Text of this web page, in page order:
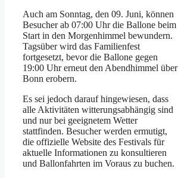
Auch am Sonntag, den 09. Juni, können
Besucher ab 07:00 Uhr die Ballone beim
Start in den Morgenhimmel bewundern.
Tagsüber wird das Familienfest
fortgesetzt, bevor die Ballone gegen
19:00 Uhr erneut den Abendhimmel über
Bonn erobern.
Es sei jedoch darauf hingewiesen, dass
alle Aktivitäten witterungsabhängig sind
und nur bei geeignetem Wetter
stattfinden. Besucher werden ermutigt,
die offizielle Website des Festivals für
aktuelle Informationen zu konsultieren
und Ballonfahrten im Voraus zu buchen.